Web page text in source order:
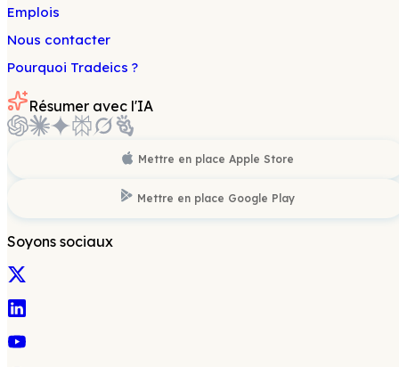
Emplois
Nous contacter
Pourquoi Tradeics ?
Résumer avec l'IA
Mettre en place Apple Store
Mettre en place Google Play
Soyons sociaux